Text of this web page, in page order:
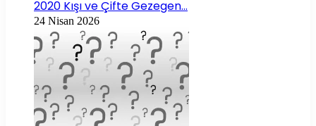
2020 Kışı ve Çifte Gezegen…
24 Nisan 2026